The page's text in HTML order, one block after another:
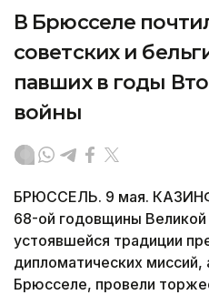
В Брюсселе
советских и
павших в годы
войны
БРЮССЕЛЬ. 9 мая.
68-ой годовщины
устоявшейся традиции
дипломатических миссий,
Брюсселе, провели